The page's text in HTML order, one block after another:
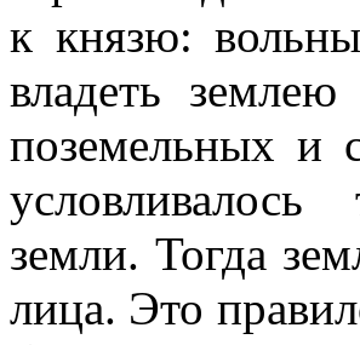
к князю:
владеть
поземельных и
условливалось
земли. Тогда
лица. Это